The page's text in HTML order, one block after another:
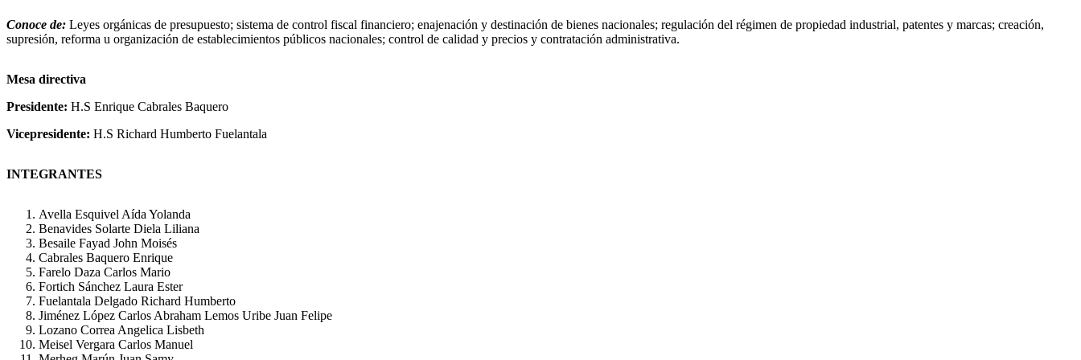
Videos
Xnxx
Conoce de: Leyes orgánicas de presupuesto; sistema de control fiscal financiero; enajenación y destinación de bienes nacionales; regulación del régimen de propiedad industrial, patentes y marcas; creación,
supresión, reforma u organización de establecimientos públicos nacionales; control de calidad y precios y contratación administrativa.
Mesa directiva
Presidente: H.S Enrique Cabrales Baquero
Vicepresidente: H.S Richard Humberto Fuelantala
INTEGRANTES
Avella Esquivel Aída Yolanda
Benavides Solarte Diela Liliana
Besaile Fayad John Moisés
Cabrales Baquero Enrique
Farelo Daza Carlos Mario
Fortich Sánchez Laura Ester
Fuelantala Delgado Richard Humberto
Jiménez López Carlos Abraham Lemos Uribe Juan Felipe
Lozano Correa Angelica Lisbeth
Meisel Vergara Carlos Manuel